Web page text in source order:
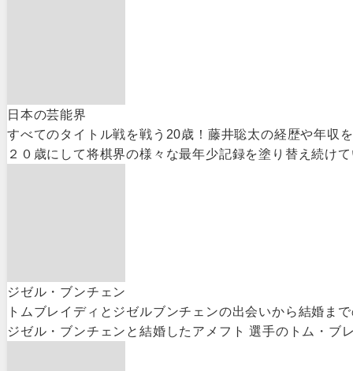
日本の芸能界
すべてのタイトル戦を戦う20歳！藤井聡太の経歴や年収
２０歳にして将棋界の様々な最年少記録を塗り替え続け
ジゼル・ブンチェン
トムブレイディとジゼルブンチェンの出会いから結婚ま
ジゼル・ブンチェンと結婚したアメフト 選手のトム・